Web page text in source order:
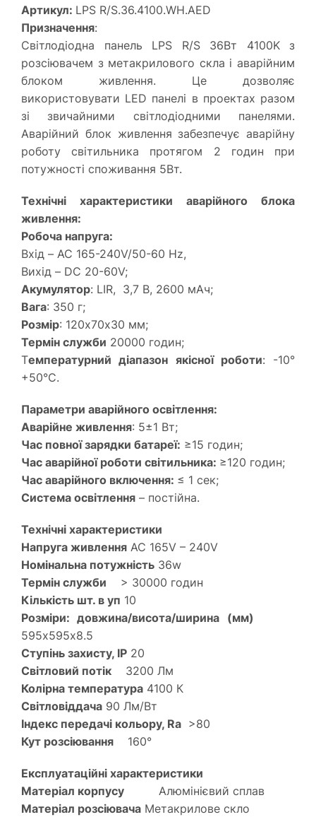
Артикул: LPS R/S.36.4100.WH.AED
Призначення:
Світлодіодна панель LPS R/S 36Вт 4100K з
розсіювачем з метакрилового скла і аварійним
блоком живлення. Це дозволяє
використовувати LED панелі в проектах разом
зі звичайними світлодіодними панелями.
Аварійний блок живлення забезпечує аварійну
роботу світильника протягом 2 годин при
потужності споживання 5Вт.
Технічні характеристики аварійного блока
живлення:
Робоча напруга:
Вхід – AC 165-240V/50-60 Hz,
Вихід – DC 20-60V;
Акумулятор: LIR, 3,7 В, 2600 мАч;
Вага: 350 г;
Розмір: 120х70х30 мм;
Термін служби 20000 годин;
Температурний діапазон якісної роботи: -10°
+50°С.
Параметри аварійного освітлення:
Аварійне живлення: 5±1 Вт;
Час повної зарядки батареї: ≥15 годин;
Час аварійної роботи світильника: ≥120 годин;
Час аварійного включення: ≤ 1 сек;
Система освітлення – постійна.
Технічні характеристики
Напруга живлення AC 165V – 240V
Номінальна потужність 36w
Термін служби > 30000 годин
Кількість шт. в уп 10
Розміри: довжина/висота/ширина (мм)
595х595х8.5
Ступінь захисту, IP 20
Світловий потік 3200 Лм
Колірна температура 4100 К
Світловіддача 90 Лм/Вт
Індекс передачі кольору, Ra >80
Кут розсіювання 160°
Експлуатаційні характеристики
Матеріал корпусу
Алюмінієвий сплав
Матеріал розсіювача Метакрилове скло